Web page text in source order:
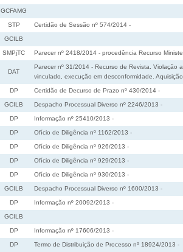
GCFAMG
STP Certidão de Sessão nº 574/2014 -
GCILB
SMPjTC Parecer nº 2418/2014 - procedência Recurso
DAT
Parecer nº 31/2014 - Recurso de Revista. Violação
vinculado, execução em desconformidade.
DP Certidão de Decurso de Prazo nº 430/2014 -
GCILB Despacho Processual Diverso nº 2246/2013 -
DP Informação nº 25410/2013 -
DP Ofício de Diligência nº 1162/2013 -
DP Ofício de Diligência nº 926/2013 -
DP Ofício de Diligência nº 929/2013 -
DP Ofício de Diligência nº 930/2013 -
GCILB Despacho Processual Diverso nº 1600/2013 -
DP Informação nº 20092/2013 -
GCILB
DP Informação nº 17606/2013 -
DP Termo de Distribuição de Processo nº 18924/2013 -